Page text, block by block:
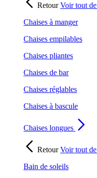
RetourVoir tout de
Chaises à manger
Chaises empilables
Chaises pliantes
Chaises de bar
Chaises réglables
Chaises à bascule
Chaises longues
RetourVoir tout de
Bain de soleils